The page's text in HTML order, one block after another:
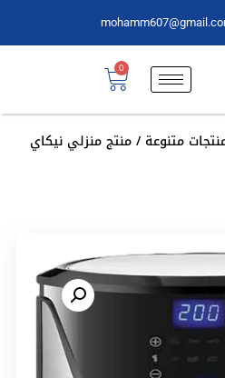
0
متنوعة/ منتج منزلي نيكاي